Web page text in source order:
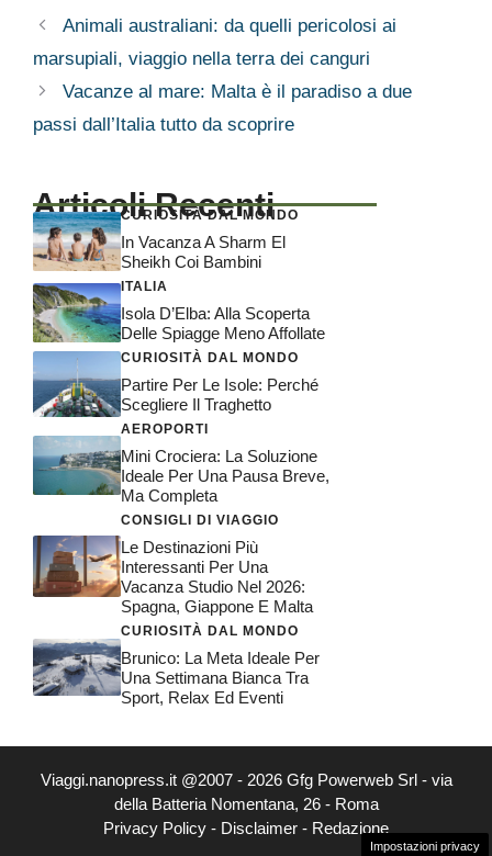
Animali australiani: da quelli pericolosi ai
marsupiali, viaggio nella terra dei canguri
Vacanze al mare: Malta è il paradiso a due
passi dall’Italia tutto da scoprire
Articoli Recenti
CURIOSITÀ DAL MONDO
In Vacanza A Sharm El
Sheikh Coi Bambini
ITALIA
Isola D’Elba: Alla Scoperta
Delle Spiagge Meno Affollate
CURIOSITÀ DAL MONDO
Partire Per Le Isole: Perché
Scegliere Il Traghetto
AEROPORTI
Mini Crociera: La Soluzione
Ideale Per Una Pausa Breve,
Ma Completa
CONSIGLI DI VIAGGIO
Le Destinazioni Più
Interessanti Per Una
Vacanza Studio Nel 2026:
Spagna, Giappone E Malta
CURIOSITÀ DAL MONDO
Brunico: La Meta Ideale Per
Una Settimana Bianca Tra
Sport, Relax Ed Eventi
Viaggi.nanopress.it @2007 - 2026 Gfg Powerweb Srl - via
della Batteria Nomentana, 26 - Roma
Privacy Policy - Disclaimer - Redazione
Impostazioni privacy